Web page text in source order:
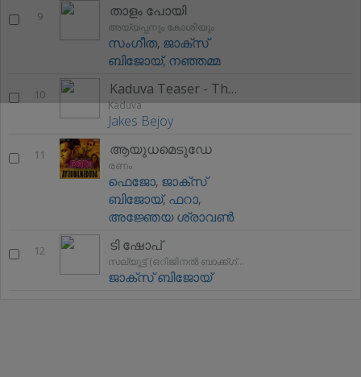
9 താളം പോയി
അയ്യപ്പനും കോശിയും
സംഗീത, ജാക്സ്
ബിജോയ്,നഞ്ഞമ്മ
10 Kaduva Teaser - Theme 2
Kaduva
Jakes Bejoy
11 ആയുധമെടുഡേ
രണം
ഫെജോ, ജാക്സ്
ബിജോയ്,ഫറാ,
അജ്ഞേയ ശ്രാവൺ
12 ടി ഷോപ്
സല്യൂട്ട് (ഒറിജിനൽ ബാക്ക്ഗ്രൂന്ദ് സ്കോർ)
ജാക്സ് ബിജോയ്